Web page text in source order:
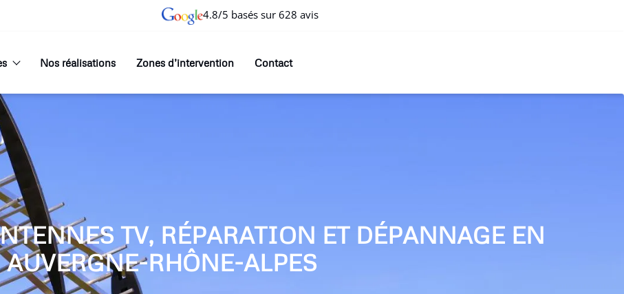
4.8/5 basés sur 628 avis
Nos réalisations Zones d’intervention Contact
TV, RÉPARATION ET DÉPANNAGE EN
AUVERGNE-RHÔNE-ALPES